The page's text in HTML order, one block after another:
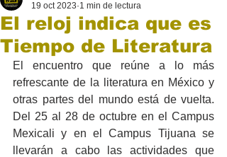
El reloj indica que es
Tiempo de Literatura
19 oct 2023 1 min de lectura
El encuentro que reúne a lo más
refrescante de la literatura en México y
otras partes del mundo está de vuelta.
Del 25 al 28 de octubre en el Campus
Mexicali y en el Campus Tijuana se
llevarán a cabo las actividades que